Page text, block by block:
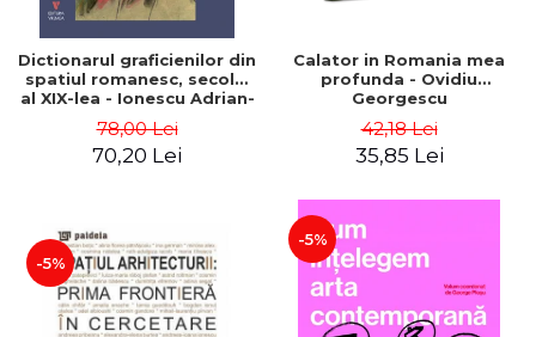
Dictionarul graficienilor din
spatiul romanesc, secolul
al XIX-lea - Ionescu Adrian-
78,00 Lei
70,20 Lei
Calator in Romania mea
profunda - Ovidiu
Georgescu
42,18 Lei
35,85 Lei
-5%
-5%